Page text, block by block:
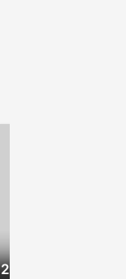
2.500 €